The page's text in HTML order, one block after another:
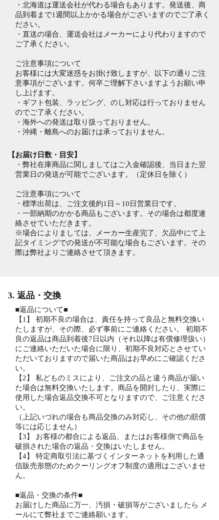
・北海道は運送会社が代わる場合もあります。発送後、商
品到着まで1週間以上かかる場合がございますのでご了承く
ださい。
・直送の場合、運送会社はメーカーにより代わりますので
ご了承ください。
ご注意事項について
お客様には大変迷惑をお掛け致しますが、以下の通りご注
意事項がございます。何卒ご理解下さいますようお願い申
し上げます。
・ギフト包装、ラッピング、のし対応は行っておりません
のでご了承ください。
・海外への発送は取り扱っておりません。
・沖縄・離島へのお届けは承っておりません。
【お届け日数・目安】
・弊社在庫商品に関しましてはご入金確認後、当日また翌
営業日の発送が可能でございます。（定休日を除く）
ご注意事項について
・標準出荷は、ご注文後約1日～10日営業日です。
・一部納期のかかる商品もございます。その場合は都度連
絡させていただきます。
※場合によりましては、メーカー生産完了、欠品中にて上
記タイミングでの発送が不可能な場合もございます。その
際は弊社よりご連絡させて頂きます。
3. 返品・交換
■返品について■
【1】 初期不良の場合は、責任を持って良品と無料交換い
たしますが、その際、必ず事前にご連絡ください。 初期不
良の返品は商品到着後7日以内（それ以降は有償修理扱い）
にご連絡いただいた場合に限り、初期不良対応とさせてい
ただいておりますので届いた商品はお早めにご確認くださ
い。
【2】 私どものミスにより、ご注文の品と違う商品が届い
た場合は無料交換いたします。商品を開封したり、実際に
使用した場合返品交換不可となりますので、ご注意くださ
い。
（上記いづれの場合も商品交換のみ対応し、その他の賠償
等には応じません）
【3】 お客様の都合による返品、またはお客様側で商品を
破損された場合の返品・交換はいたしません。
【4】 特定商取引法に基づくインターネットを利用した通
信販売形態のためクーリングオフ制度の適用はございませ
ん。
■返品・交換の条件■
お届けした商品に万一、汚損・破損等がございましたら メ
ールにて弊社までご連絡願います。